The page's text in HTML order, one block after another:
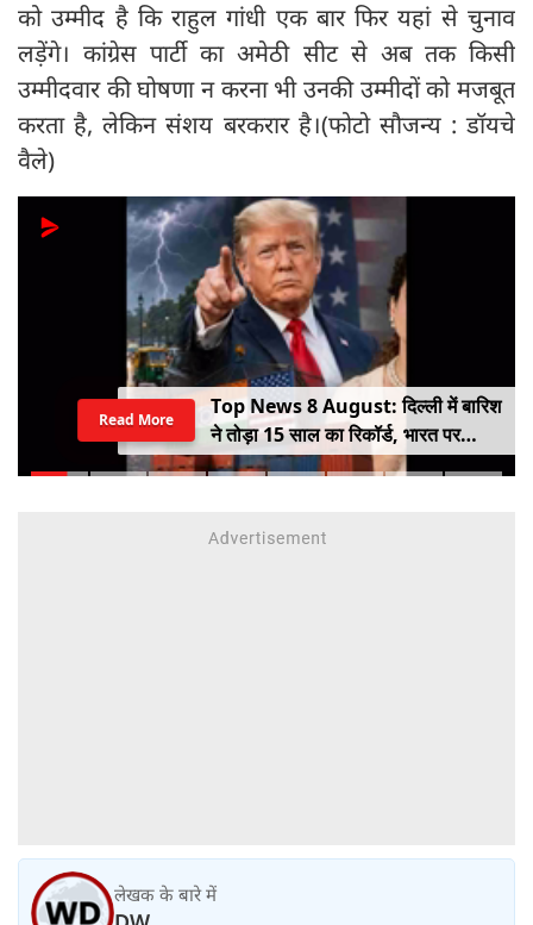
को उम्मीद है कि राहुल गांधी एक बार फिर यहां से चुनाव
लड़ेंगे। कांग्रेस पार्टी का अमेठी सीट से अब तक किसी
उम्मीदवार की घोषणा न करना भी उनकी उम्मीदों को मजबूत
करता है, लेकिन संशय बरकरार है।(फोटो सौजन्य : डॉयचे
वैले)
Top News 8 August: दिल्ली में बारिश
ने तोड़ा 15 साल का रिकॉर्ड, भारत पर
100% टैरिफ का खतरा; Gen Z पर कंगना
Read More
लेखक के बारे में